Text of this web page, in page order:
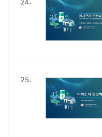
24.
25.